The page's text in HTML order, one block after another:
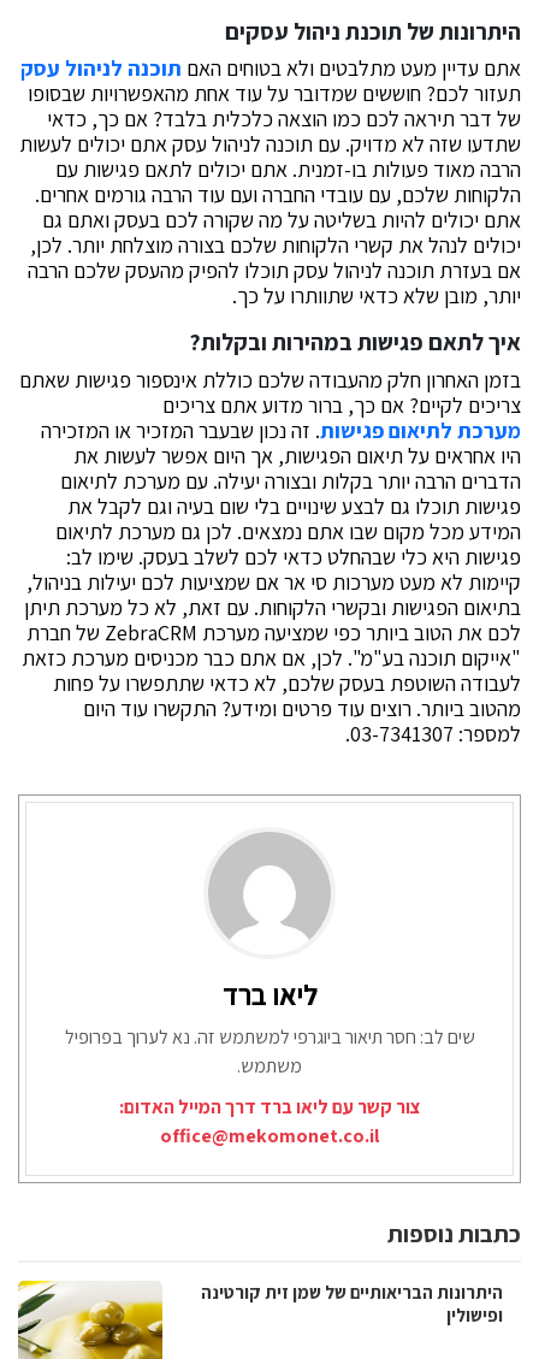
היתרונות של תוכנת ניהול עסקים
אתם עדיין מעט מתלבטים ולא בטוחים האם תוכנה לניהול עסק
תעזור לכם? חוששים שמדובר על עוד אחת מהאפשרויות שבסופו
של דבר תיראה לכם כמו הוצאה כלכלית בלבד? אם כך, כדאי
שתדעו שזה לא מדויק. עם תוכנה לניהול עסק אתם יכולים לעשות
הרבה מאוד פעולות בו-זמנית. אתם יכולים לתאם פגישות עם
הלקוחות שלכם, עם עובדי החברה ועם עוד הרבה גורמים אחרים.
אתם יכולים להיות בשליטה על מה שקורה לכם בעסק ואתם גם
יכולים לנהל את קשרי הלקוחות שלכם בצורה מוצלחת יותר. לכן,
אם בעזרת תוכנה לניהול עסק תוכלו להפיק מהעסק שלכם הרבה
יותר, מובן שלא כדאי שתוותרו על כך.
איך לתאם פגישות במהירות ובקלות?
בזמן האחרון חלק מהעבודה שלכם כוללת אינספור פגישות שאתם
צריכים לקיים? אם כך, ברור מדוע אתם צריכים
מערכת לתיאום פגישות. זה נכון שבעבר המזכיר או המזכירה
היו אחראים על תיאום הפגישות, אך היום אפשר לעשות את
הדברים הרבה יותר בקלות ובצורה יעילה. עם מערכת לתיאום
פגישות תוכלו גם לבצע שינויים בלי שום בעיה וגם לקבל את
המידע מכל מקום שבו אתם נמצאים. לכן גם מערכת לתיאום
פגישות היא כלי שבהחלט כדאי לכם לשלב בעסק. שימו לב:
קיימות לא מעט מערכות סי אר אם שמציעות לכם יעילות בניהול,
בתיאום הפגישות ובקשרי הלקוחות. עם זאת, לא כל מערכת תיתן
לכם את הטוב ביותר כפי שמציעה מערכת ZebraCRM של חברת
"אייקום תוכנה בע"מ". לכן, אם אתם כבר מכניסים מערכת כזאת
לעבודה השוטפת בעסק שלכם, לא כדאי שתתפשרו על פחות
מהטוב ביותר. רוצים עוד פרטים ומידע? התקשרו עוד היום
למספר: 03-7341307.
ליאו ברד
שים לב: חסר תיאור ביוגרפי למשתמש זה. נא לערוך בפרופיל
משתמש.
צור קשר עם ליאו ברד דרך המייל האדום:
office@mekomonet.co.il
כתבות נוספות
היתרונות הבריאותיים של שמן זית קורטינה
ופישולין